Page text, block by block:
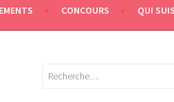
CONCOURS QUI
Rechercher :